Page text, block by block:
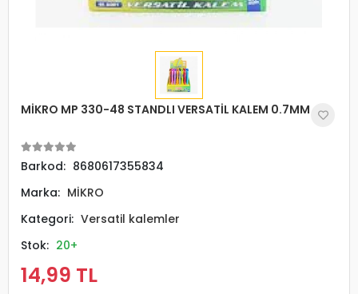
MİKRO MP 330-48 STANDLI VERSATİL KALEM 0.7MM
Barkod: 8680617355834
Marka: MİKRO
Kategori: Versatil kalemler
Stok: 20+
14,99 TL